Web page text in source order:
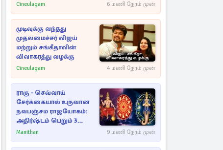
Cineulagam 6 மணி நேரம் முன்
முடிவுக்கு வந்தது
முதலமைச்சர் விஜய்
மற்றும் சங்கீதாவின்
விவாகரத்து வழக்கு
Cineulagam 4 மணி நேரம் முன்
ராகு - செவ்வாய்
சேர்க்கையால் உருவான
நவபஞ்சம ராஜயோகம்:
அதிர்ஷ்டம் பெறும் 3
ராசிகள்!
Manithan 9 மணி நேரம் முன்